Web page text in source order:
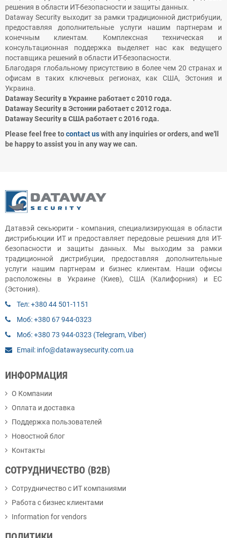
решения в области ИТ-безопасности и защиты данных.
Dataway Security выходит за рамки традиционной дистрибуции,
предоставляя дополнительные услуги нашим партнерам и
конечным клиентам. Комплексная техническая и
консультационная поддержка выделяет нас как ведущего
поставщика решений в области ИТ-безопасности.
Благодаря глобальному присутствию в более чем 20 странах и
офисам в таких ключевых регионах, как США, Эстония и
Украина.
Dataway Security в Украине работает с 2010 года.
Dataway Security в Эстонии работает с 2012 года.
Dataway Security в США работает с 2016 года.
Please feel free tocontact uswith any inquiries or orders, and we'll
be happy to assist you in any way we can.
Датавэй секьюрити - компания, специализирующая в области
дистрибьюции ИТ и предоставляет передовые решения для ИТ-
безопасности и защиты данных. Мы выходим за рамки
традиционной дистрибуции, предоставляя дополнительные
услуги нашим партнерам и бизнес клиентам. Наши офисы
расположены в Украине (Киев), США (Калифорния) и ЕС
(Эстония).
Тел: +380 44 501-1151
Моб: +380 67 944-0323
Моб: +380 73 944-0323 (Telegram, Viber)
Email: info@datawaysecurity.com.ua
ИНФОРМАЦИЯ
О Компании
Оплата и доставка
Поддержка пользователей
Новостной блог
Контакты
СОТРУДНИЧЕСТВО (B2B)
Сотрудничество с ИТ компаниями
Работа с бизнес клиентами
Information for vendors